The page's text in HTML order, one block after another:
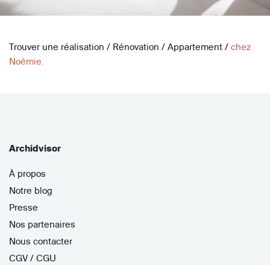
Trouver une réalisation / Rénovation / Appartement / chez
Noémie.
Archidvisor
À propos
Notre blog
Presse
Nos partenaires
Nous contacter
CGV / CGU